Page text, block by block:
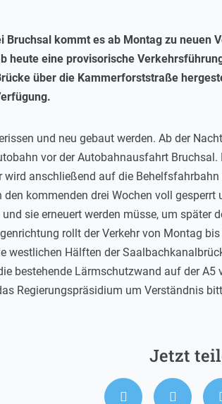
Bruchsal kommt es ab Montag zu
heute eine provisorische
über die Kammerforststraße
und neu gebaut werden. Ab der
vor der Autobahnausfahrt
wird anschließend auf die
den kommenden drei Wochen voll
sie erneuert werden müsse, um später
rollt der Verkehr von Montag
westlichen Hälften der
bestehende Lärmschutzwand auf der
Regierungspräsidium um Verständnis